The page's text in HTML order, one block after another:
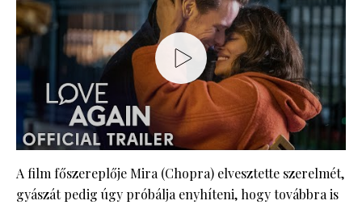
A film főszereplője Mira (Chopra) elvesztette szerelmét,
gyászát pedig úgy próbálja enyhíteni, hogy továbbra is